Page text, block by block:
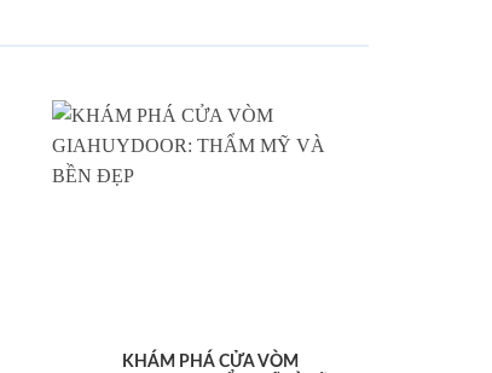
KHÁM PHÁ CỬA VÒM